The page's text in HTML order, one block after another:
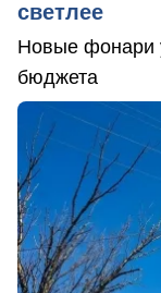
светлее
Новые фонари
бюджета